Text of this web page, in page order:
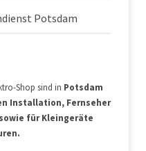
Potsdam
Shop sind in Potsdam
Installation, Fernseher
für Kleingeräte